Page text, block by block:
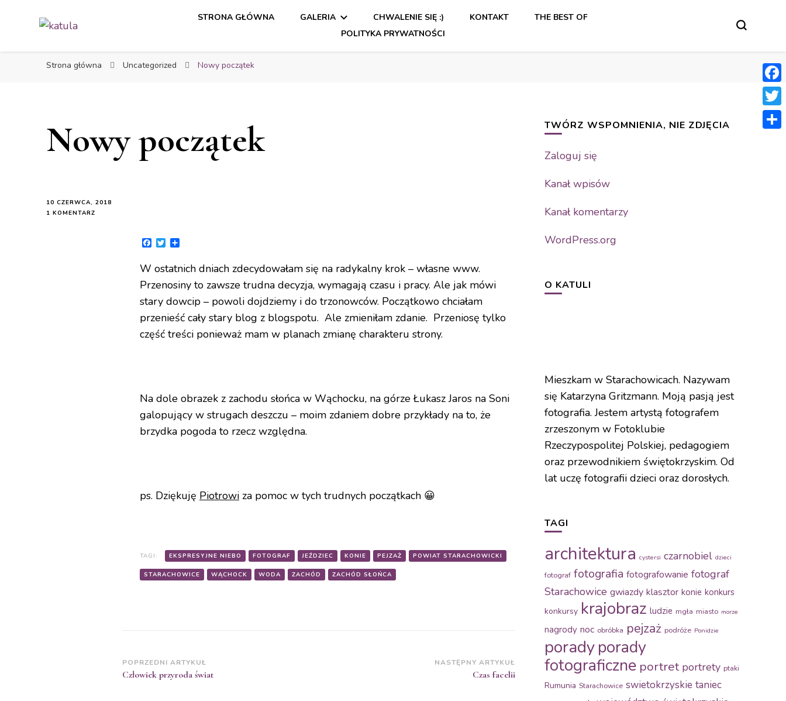
STRONA GŁÓWNA GALERIA CHWALENIE SIĘ :) KONTAKT
THE BEST OF
POLITYKA PRYWATNOŚCI
Strona główna Uncategorized Nowy początek
Nowy początek
10 CZERWCA, 2018
1 KOMENTARZ
Facebook
Twitter
W ostatnich dniach zdecydowałam się na radykalny krok – własne www.
Przenosiny to zawsze trudna decyzja, wymagają czasu i pracy. Ale jak mówi
stary dowcip – powoli dojdziemy i do trzonowców. Początkowo chciałam
przenieść cały stary blog z blogspotu. Ale zmieniłam zdanie. Przeniosę tylko
część treści ponieważ mam w planach zmianę charakteru strony.
Na dole obrazek z zachodu słońca w Wąchocku, na górze Łukasz Jaros na Soni
galopujący w strugach deszczu – moim zdaniem dobre przykłady na to, że
brzydka pogoda to rzecz względna.
ps. Dziękuję Piotrowi za pomoc w tych trudnych początkach 😀
TAGI: EKSPRESYJNE NIEBO FOTOGRAF JEŹDZIEC KONIE PEJZAŻ POWIAT STARACHOWICKI
STARACHOWICE WĄCHOCK WODA ZACHÓD ZACHÓD SŁOŃCA
POPRZEDNI ARTYKUŁ
Człowiek przyroda świat
NASTĘPNY ARTYKUŁ
Czas facelii
TWÓRZ WSPOMNIENIA, NIE ZDJĘCIA
Zaloguj się
Kanał wpisów
Kanał komentarzy
WordPress.org
O KATULI
Mieszkam w Starachowicach. Nazywam
się Katarzyna Gritzmann. Moją pasją jest
fotografia. Jestem artystą fotografem
zrzeszonym w Fotoklubie
Rzeczypospolitej Polskiej, pedagogiem
oraz przewodnikiem świętokrzyskim. Od
lat uczę fotografii dzieci oraz dorosłych.
TAGI
architektura cystersi czarnobiel dzieci
fotograf fotografia fotografowanie fotograf
Starachowice gwiazdy klasztor konie konkurs
konkursy krajobraz ludzie mgła miasto morze
nagrody noc obróbka pejzaż podróże Ponidzie
poradyporady
fotograficzne portret portrety ptaki
Rumunia Starachowice swietokrzyskie taniec